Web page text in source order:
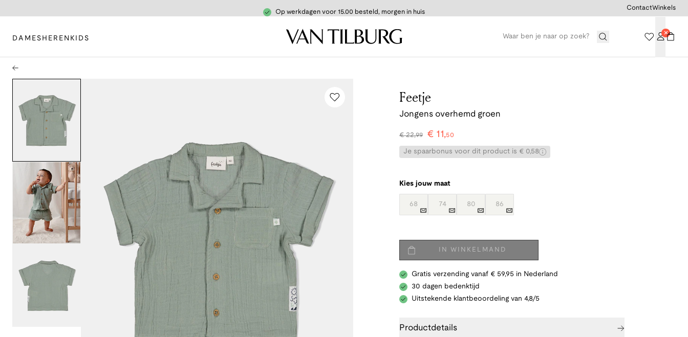
Op werkdagen voor 15.00 besteld, morgen in huis
DAMES HEREN KIDS
ContactWinkels
Feetje
Jongens overhemd groen
€22,99 € 11,50
Je spaarbonus voor dit product is € 0,58
Kies jouw maat
68 74 80 86
IN WINKELMAND
Gratis verzending vanaf € 59,95 in Nederland
30 dagen bedenktijd
Uitstekende klantbeoordeling van 4,8/5
Productdetails